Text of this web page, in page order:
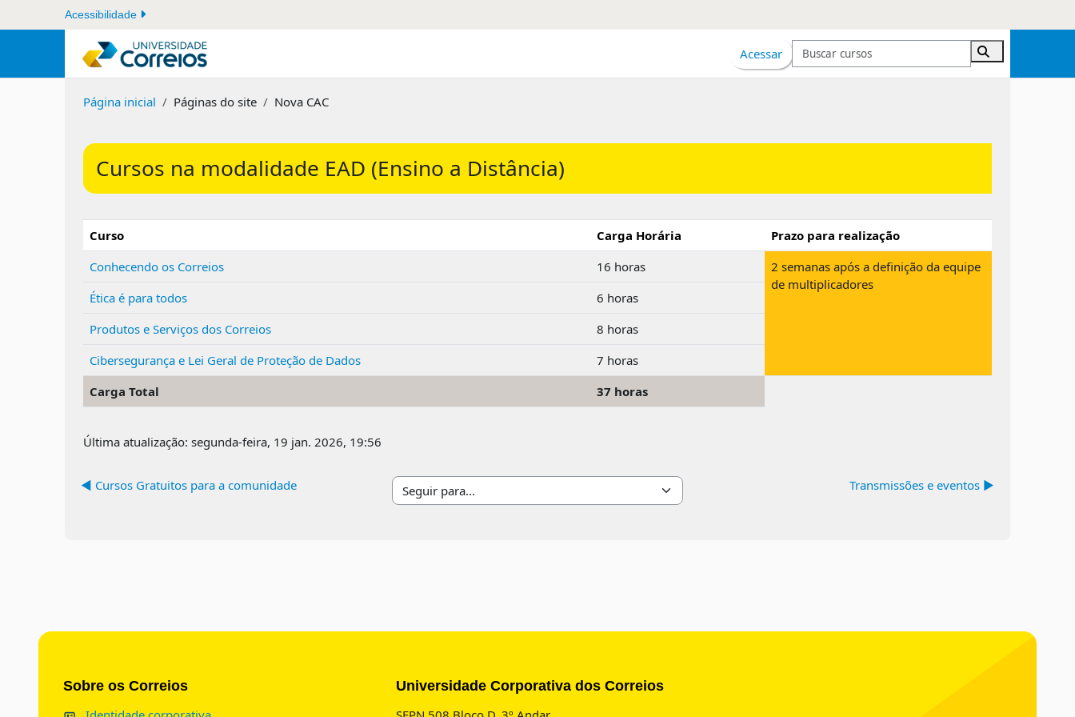
Ir para o conteúdo principal
Acessibilidade
Acessar Buscar cursos Buscar cursos
Página inicial Páginas do site
Nova CAC
Cursos na modalidade EAD (Ensino a Distância)
Curso Carga Horária
Prazo para realização
Conhecendo os Correios
16 horas
2 semanas após a definição da equipe
de multiplicadores
Ética é para todos
6 horas
Produtos e Serviços dos Correios
8 horas
Cibersegurança e Lei Geral de Proteção de Dados
7 horas
Carga Total
37 horas
Última atualização: segunda-feira, 19 jan. 2026, 19:56
◀︎ Cursos Gratuitos para a comunidade
Seguir para...
Transmissões e eventos ▶︎
Sobre os Correios
Universidade Corporativa dos Correios